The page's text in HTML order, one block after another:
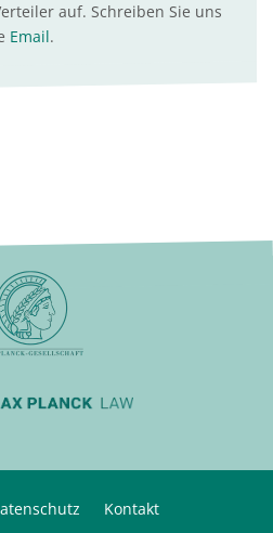
auf. Schreiben Sie uns
Email.
Kontakt